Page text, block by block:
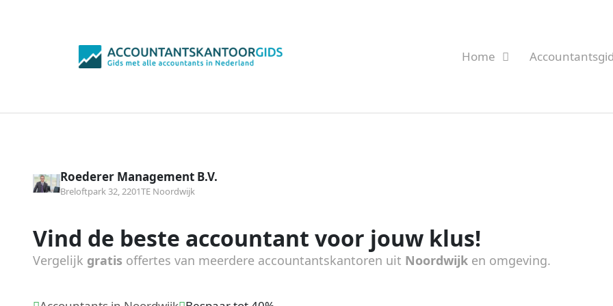
Home
Roederer Management B.V.
Breloftpark 32, 2201TE Noordwijk
Vind de beste accountant voor jouw klus!
Vergelijk gratis offertes van meerdere accountantskantoren uit Noordwijk en omgeving.